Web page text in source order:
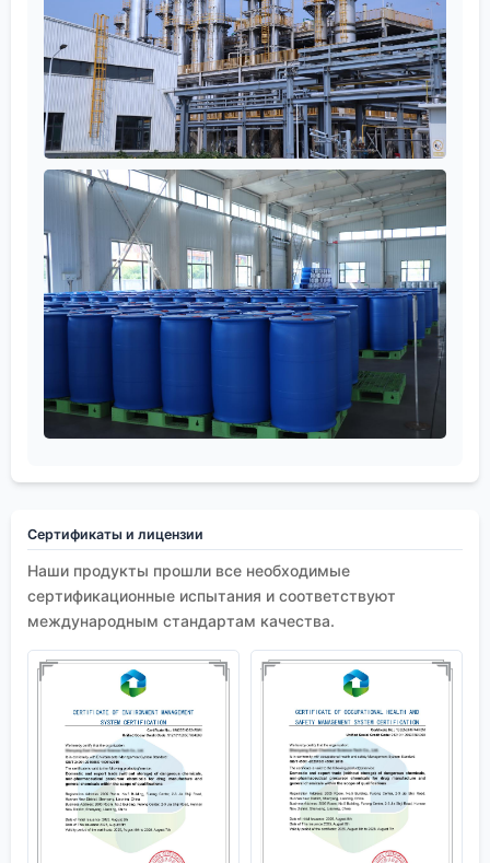
Сертификаты и лицензии
Наши продукты прошли все необходимые
сертификационные испытания и соответствуют
международным стандартам качества.